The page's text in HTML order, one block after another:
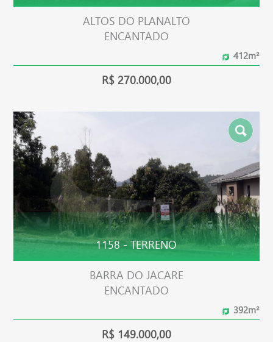
ALTOS DO PLANALTO
ENCANTADO
412m²
R$ 270.000,00
1158 - TERRENO
BARRA DO JACARE
ENCANTADO
392m²
R$ 149.000,00